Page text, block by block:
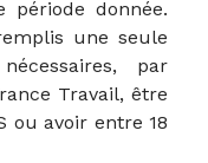
donnée.
une seule
par
Travail, être
ou avoir entre 18